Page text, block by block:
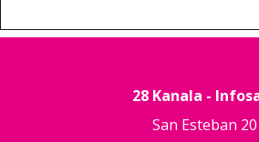
28 Kanala -
San Esteban 20